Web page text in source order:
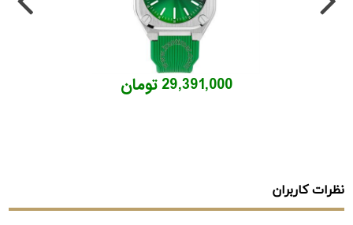
29,391,000 تومان
نظرات کاربران